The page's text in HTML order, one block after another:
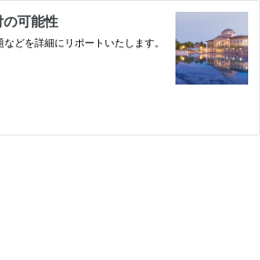
の可能性
どを詳細にリポートいたします。